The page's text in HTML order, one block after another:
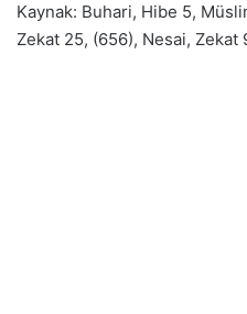
Kaynak: Buhari, Hibe 5,
Zekat 25, (656), Nesai, Zekat